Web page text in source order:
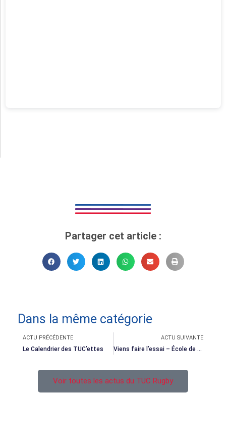
Partager cet article :
Dans la même catégorie
ACTU PRÉCÉDENTE
Le Calendrier des TUC’ettes
ACTU SUIVANTE
Viens faire l’essai – École de Rugby
Voir toutes les actus du TUC Rugby